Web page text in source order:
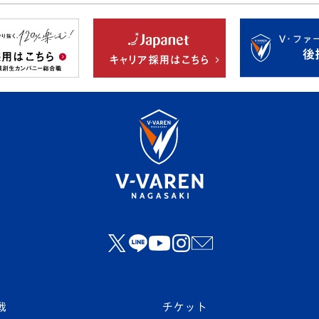
チケット